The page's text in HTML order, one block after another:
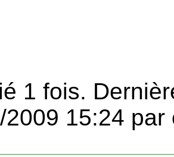
1 fois.
2009 15:24 par